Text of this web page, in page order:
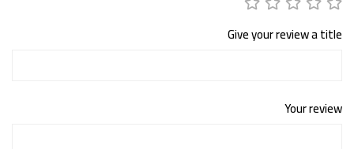
Give your review a title
Your review